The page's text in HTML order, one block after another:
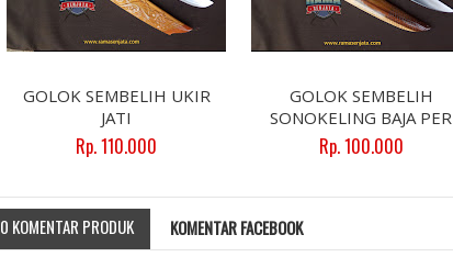
GOLOK SEMBELIH UKIR
JATI
Rp. 110.000
GOLOK SEMBELIH
SONOKELING BAJA PER
Rp. 100.000
0 KOMENTAR PRODUK KOMENTAR FACEBOOK